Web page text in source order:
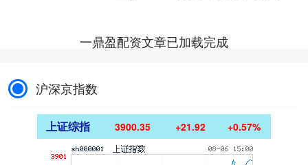
一鼎盈配资文章已加载完成
沪深京指数
上证综指 3900.35 +21.92 +0.57%